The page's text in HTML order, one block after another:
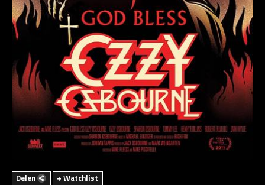
Delen + Watchlist